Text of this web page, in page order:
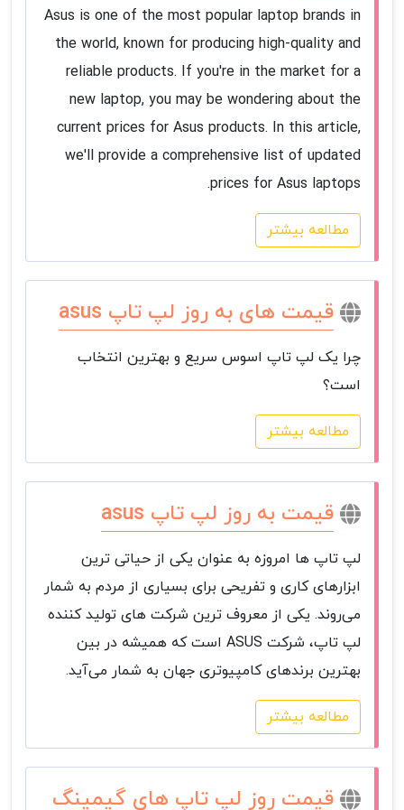
Asus is one of the most popular laptop brands in
the world, known for producing high-quality and
reliable products. If you're in the market for a
new laptop, you may be wondering about the
current prices for Asus products. In this article,
we'll provide a comprehensive list of updated
prices for Asus laptops.
مطالعه بیشتر
قیمت های به روز لپ تاپ asus
چرا یک لپ تاپ اسوس سریع و بهترین انتخاب
است؟
مطالعه بیشتر
قیمت به روز لپ تاپ asus
لپ تاپ ها امروزه به عنوان یکی از حیاتی ترین
ابزارهای کاری و تفریحی برای بسیاری از مردم به شمار
می‌روند. یکی از معروف ترین شرکت های تولید کننده
لپ تاپ، شرکت ASUS است که همیشه در بین
بهترین برندهای کامپیوتری جهان به شمار می‌آید.
مطالعه بیشتر
قیمت روز لپ تاپ های گیمینگ